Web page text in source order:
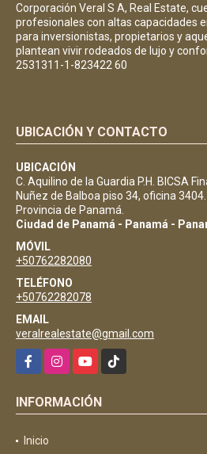
Corporación Veral S A, Real Estate,
profesionales con altas capacidades
para inversionistas, propietarios y
plantean vivir rodeados de lujo y
2531311-1-823422 60
UBICACIÓN Y CONTACTO
UBICACIÓN
C. Aquilino de la Guardia P.H. BICSA
Nuñez de Balboa piso 34, oficina
Provincia de Panamá.
Ciudad de Panamá - Panamá -
MÓVIL
+50762282080
TELÉFONO
+50762282078
EMAIL
veralrealestate@gmail.com
FacebookInstagramYouTubeTikTok
INFORMACIÓN
Inicio